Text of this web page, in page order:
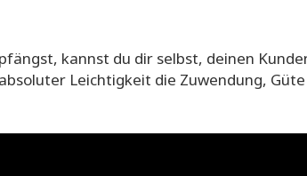
kannst du dir selbst, deinen
Leichtigkeit die Zuwendung,